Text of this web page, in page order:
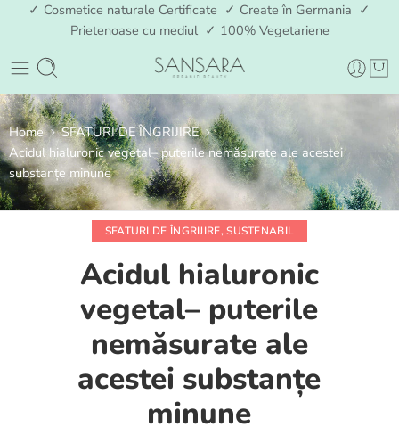
✓ Cosmetice naturale Certificate ✓ Create în Germania ✓
Prietenoase cu mediul ✓ 100% Vegetariene
Home
SFATURI DE ÎNGRIJIRE
Acidul hialuronic vegetal– puterile nemăsurate ale acestei
substanțe minune
SFATURI DE ÎNGRIJIRE,SUSTENABIL
Acidul hialuronic
vegetal– puterile
nemăsurate ale
acestei substanțe
minune